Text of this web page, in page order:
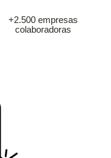
+2.500 empresas
colaboradoras